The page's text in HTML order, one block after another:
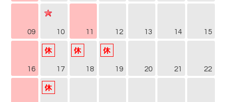
09 10 11 12 13 14 15
16 17 18 19 20 21 22